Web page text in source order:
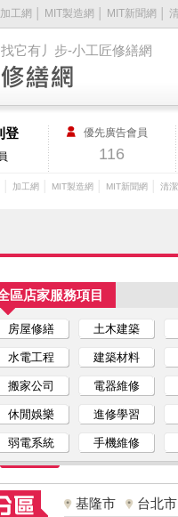
它有丿步-小工匠修繕網
加工網 MIT製造網 MIT新聞網
登 優先廣告會員
116
加工網 MIT製造網 MIT新聞網 清
區店家服務項目
房屋修繕 土木建築
水電工程 建築材料
搬家公司 電器維修
休閒娛樂 進修學習
弱電系統 手機維修
基隆市
台北市